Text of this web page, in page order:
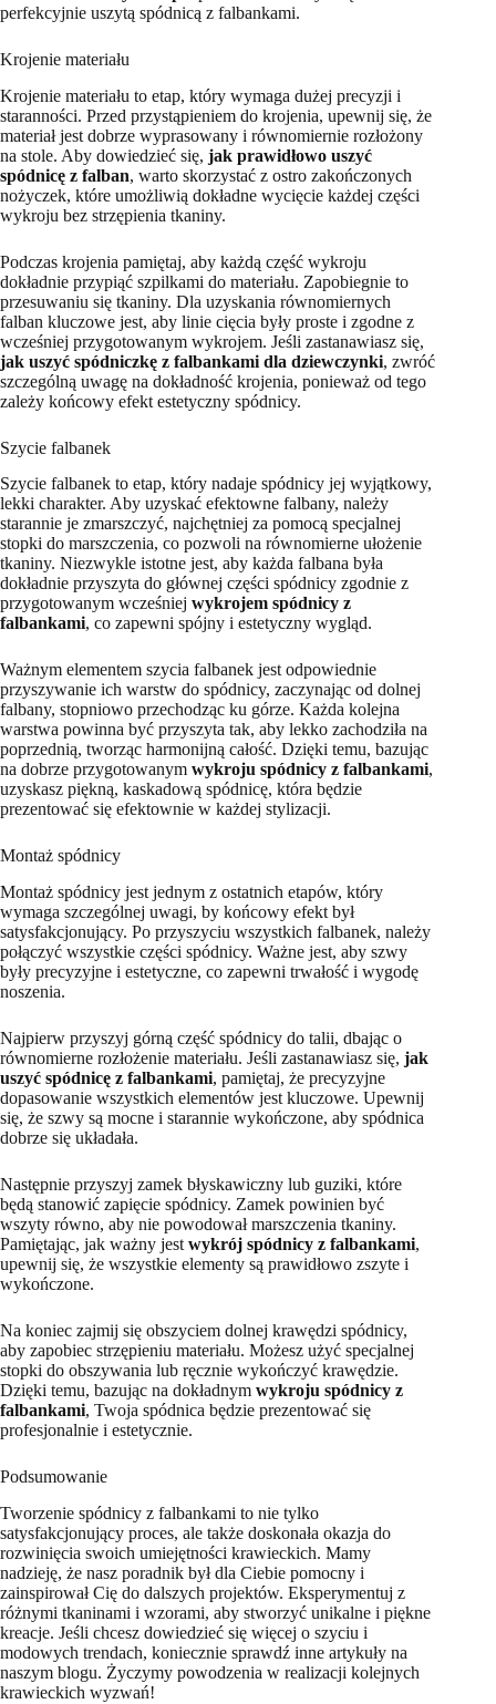
perfekcyjnie uszytą spódnicą z falbankami.
Krojenie materiału
Krojenie materiału to etap, który wymaga dużej precyzji i
staranności. Przed przystąpieniem do krojenia, upewnij się, że
materiał jest dobrze wyprasowany i równomiernie rozłożony
na stole. Aby dowiedzieć się, jak prawidłowo uszyć
spódnicę z falban, warto skorzystać z ostro zakończonych
nożyczek, które umożliwią dokładne wycięcie każdej części
wykroju bez strzępienia tkaniny.
Podczas krojenia pamiętaj, aby każdą część wykroju
dokładnie przypiąć szpilkami do materiału. Zapobiegnie to
przesuwaniu się tkaniny. Dla uzyskania równomiernych
falban kluczowe jest, aby linie cięcia były proste i zgodne z
wcześniej przygotowanym wykrojem. Jeśli zastanawiasz się,
jak uszyć spódniczkę z falbankami dla dziewczynki, zwróć
szczególną uwagę na dokładność krojenia, ponieważ od tego
zależy końcowy efekt estetyczny spódnicy.
Szycie falbanek
Szycie falbanek to etap, który nadaje spódnicy jej wyjątkowy,
lekki charakter. Aby uzyskać efektowne falbany, należy
starannie je zmarszczyć, najchętniej za pomocą specjalnej
stopki do marszczenia, co pozwoli na równomierne ułożenie
tkaniny. Niezwykle istotne jest, aby każda falbana była
dokładnie przyszyta do głównej części spódnicy zgodnie z
przygotowanym wcześniej wykrojem spódnicy z
falbankami, co zapewni spójny i estetyczny wygląd.
Ważnym elementem szycia falbanek jest odpowiednie
przyszywanie ich warstw do spódnicy, zaczynając od dolnej
falbany, stopniowo przechodząc ku górze. Każda kolejna
warstwa powinna być przyszyta tak, aby lekko zachodziła na
poprzednią, tworząc harmonijną całość. Dzięki temu, bazując
na dobrze przygotowanym wykroju spódnicy z falbankami,
uzyskasz piękną, kaskadową spódnicę, która będzie
prezentować się efektownie w każdej stylizacji.
Montaż spódnicy
Montaż spódnicy jest jednym z ostatnich etapów, który
wymaga szczególnej uwagi, by końcowy efekt był
satysfakcjonujący. Po przyszyciu wszystkich falbanek, należy
połączyć wszystkie części spódnicy. Ważne jest, aby szwy
były precyzyjne i estetyczne, co zapewni trwałość i wygodę
noszenia.
Najpierw przyszyj górną część spódnicy do talii, dbając o
równomierne rozłożenie materiału. Jeśli zastanawiasz się, jak
uszyć spódnicę z falbankami, pamiętaj, że precyzyjne
dopasowanie wszystkich elementów jest kluczowe. Upewnij
się, że szwy są mocne i starannie wykończone, aby spódnica
dobrze się układała.
Następnie przyszyj zamek błyskawiczny lub guziki, które
będą stanowić zapięcie spódnicy. Zamek powinien być
wszyty równo, aby nie powodował marszczenia tkaniny.
Pamiętając, jak ważny jest wykrój spódnicy z falbankami,
upewnij się, że wszystkie elementy są prawidłowo zszyte i
wykończone.
Na koniec zajmij się obszyciem dolnej krawędzi spódnicy,
aby zapobiec strzępieniu materiału. Możesz użyć specjalnej
stopki do obszywania lub ręcznie wykończyć krawędzie.
Dzięki temu, bazując na dokładnym wykroju spódnicy z
falbankami, Twoja spódnica będzie prezentować się
profesjonalnie i estetycznie.
Podsumowanie
Tworzenie spódnicy z falbankami to nie tylko
satysfakcjonujący proces, ale także doskonała okazja do
rozwinięcia swoich umiejętności krawieckich. Mamy
nadzieję, że nasz poradnik był dla Ciebie pomocny i
zainspirował Cię do dalszych projektów. Eksperymentuj z
różnymi tkaninami i wzorami, aby stworzyć unikalne i piękne
kreacje. Jeśli chcesz dowiedzieć się więcej o szyciu i
modowych trendach, koniecznie sprawdź inne artykuły na
naszym blogu. Życzymy powodzenia w realizacji kolejnych
krawieckich wyzwań!